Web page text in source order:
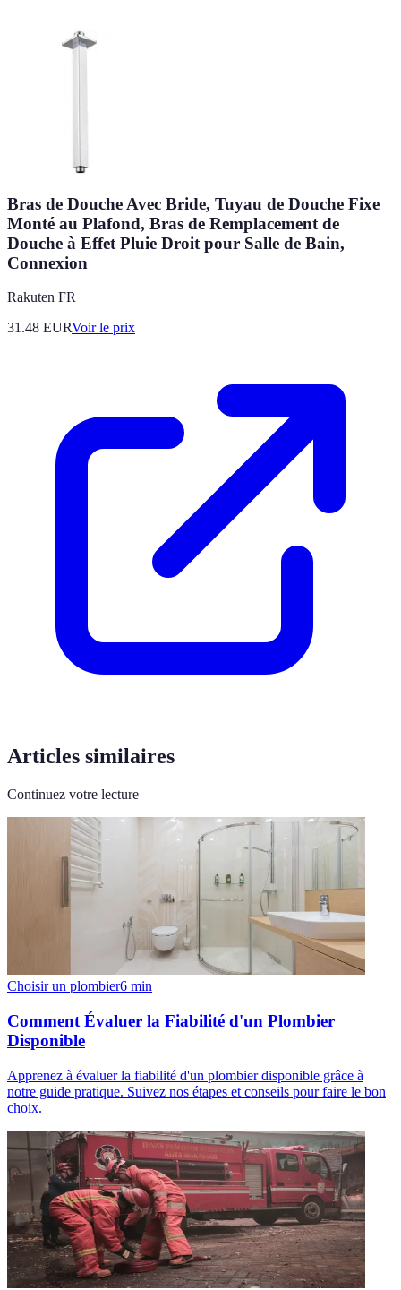
Bras de Douche Avec Bride, Tuyau de Douche Fixe
Monté au Plafond, Bras de Remplacement de
Douche à Effet Pluie Droit pour Salle de Bain,
Connexion
Rakuten FR
31.48 EURVoir le prix
Articles similaires
Continuez votre lecture
Choisir un plombier6 min
Comment Évaluer la Fiabilité d'un Plombier
Disponible
Apprenez à évaluer la fiabilité d'un plombier disponible grâce à
notre guide pratique. Suivez nos étapes et conseils pour faire le bon
choix.